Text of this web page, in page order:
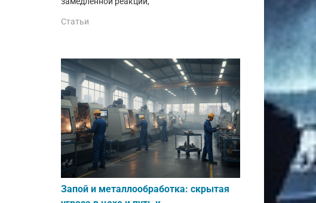
Статьи
Запой и металлообработка: скрытая